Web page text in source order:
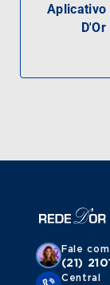
Aplicativo
D'Or
Fale
(21)
Central